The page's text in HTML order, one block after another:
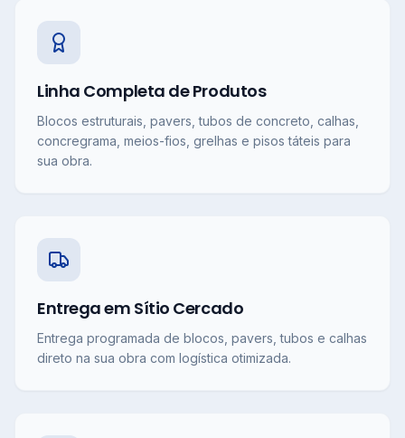
Linha Completa de Produtos
Blocos estruturais, pavers, tubos de concreto, calhas,
concregrama, meios-fios, grelhas e pisos táteis para
sua obra.
Entrega em Sítio Cercado
Entrega programada de blocos, pavers, tubos e calhas
direto na sua obra com logística otimizada.